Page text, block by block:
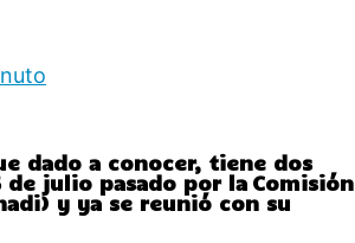
dado a conocer, tiene dos
julio pasado por la Comisión
y ya se reunió con su